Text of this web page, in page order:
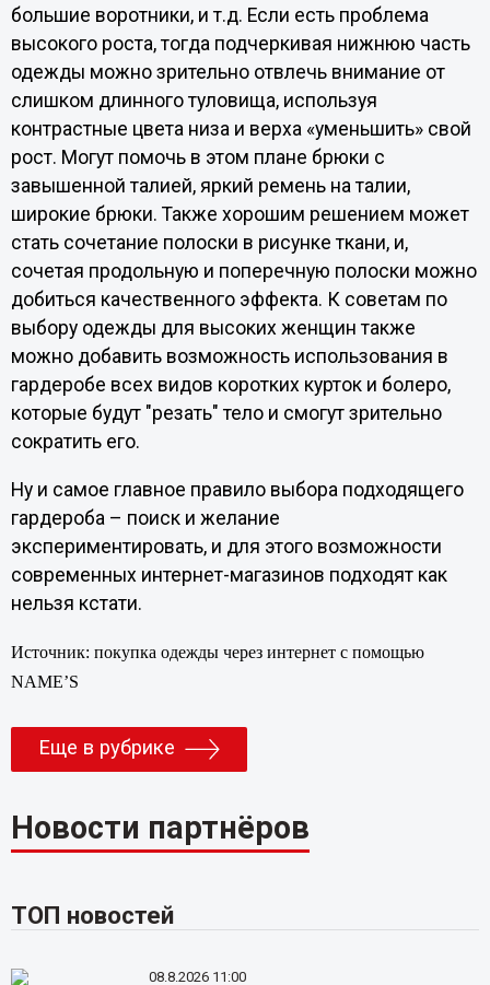
большие воротники, и т.д. Если есть проблема
высокого роста, тогда подчеркивая нижнюю часть
одежды можно зрительно отвлечь внимание от
слишком длинного туловища, используя
контрастные цвета низа и верха «уменьшить» свой
рост. Могут помочь в этом плане брюки с
завышенной талией, яркий ремень на талии,
широкие брюки. Также хорошим решением может
стать сочетание полоски в рисунке ткани, и,
сочетая продольную и поперечную полоски можно
добиться качественного эффекта. К советам по
выбору одежды для высоких женщин также
можно добавить возможность использования в
гардеробе всех видов коротких курток и болеро,
которые будут "резать" тело и смогут зрительно
сократить его.
Ну и самое главное правило выбора подходящего
гардероба – поиск и желание
экспериментировать, и для этого возможности
современных интернет-магазинов подходят как
нельзя кстати.
Источник: покупка одежды через интернет с помощью
NAME’S
Еще в рубрике
Новости партнёров
ТОП новостей
08.8.2026 11:00